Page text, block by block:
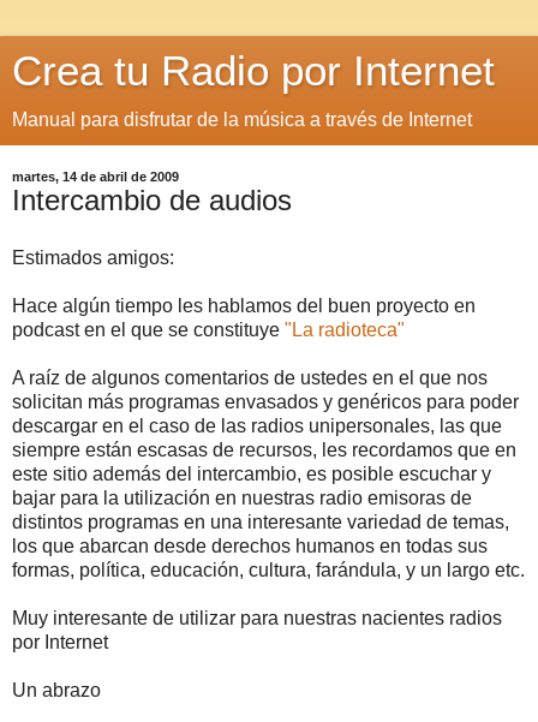
Crea tu Radio por Internet
Manual para disfrutar de la música a través de Internet
martes, 14 de abril de 2009
Intercambio de audios
Estimados amigos:
Hace algún tiempo les hablamos del buen proyecto en
podcast en el que se constituye "La radioteca"
A raíz de algunos comentarios de ustedes en el que nos
solicitan más programas envasados y genéricos para poder
descargar en el caso de las radios unipersonales, las que
siempre están escasas de recursos, les recordamos que en
este sitio además del intercambio, es posible escuchar y
bajar para la utilización en nuestras radio emisoras de
distintos programas en una interesante variedad de temas,
los que abarcan desde derechos humanos en todas sus
formas, política, educación, cultura, farándula, y un largo etc.
Muy interesante de utilizar para nuestras nacientes radios
por Internet
Un abrazo